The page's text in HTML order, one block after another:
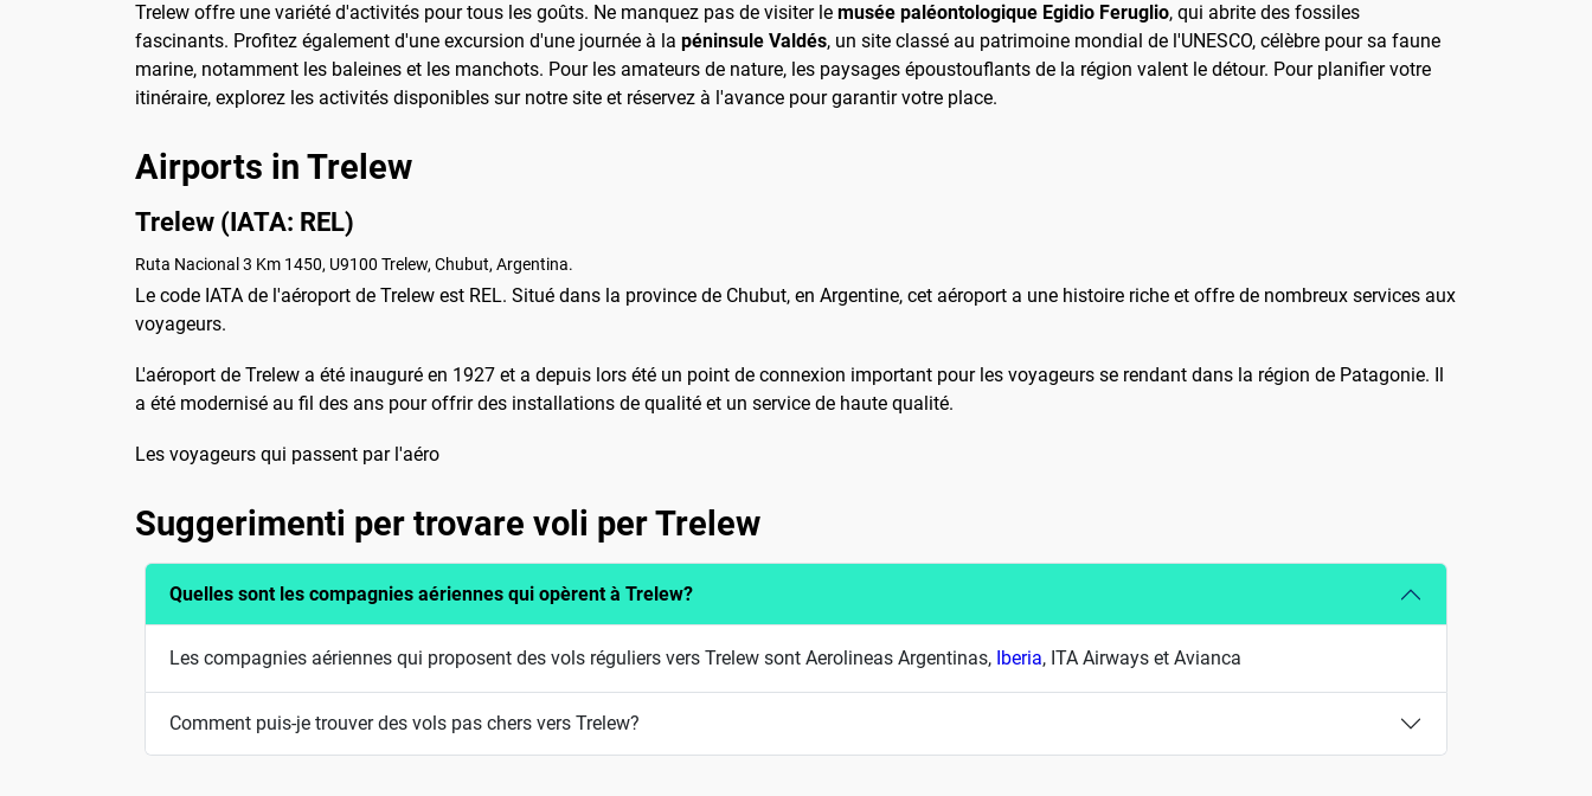
Trelew offre une variété d'activités pour tous les goûts. Ne manquez pas de visiter le musée paléontologique Egidio Feruglio, qui abrite des fossiles
fascinants. Profitez également d'une excursion d'une journée à la péninsule Valdés, un site classé au patrimoine mondial de l'UNESCO, célèbre pour sa faune
marine, notamment les baleines et les manchots. Pour les amateurs de nature, les paysages époustouflants de la région valent le détour. Pour planifier votre
itinéraire, explorez les activités disponibles sur notre site et réservez à l'avance pour garantir votre place.
Airports in Trelew
Trelew (IATA: REL)
Ruta Nacional 3 Km 1450, U9100 Trelew, Chubut, Argentina.
Le code IATA de l'aéroport de Trelew est REL. Situé dans la province de Chubut, en Argentine, cet aéroport a une histoire riche et offre de nombreux services aux
voyageurs.
L'aéroport de Trelew a été inauguré en 1927 et a depuis lors été un point de connexion important pour les voyageurs se rendant dans la région de Patagonie. Il
a été modernisé au fil des ans pour offrir des installations de qualité et un service de haute qualité.
Les voyageurs qui passent par l'aéro
Suggerimenti per trovare voli per Trelew
Quelles sont les compagnies aériennes qui opèrent à Trelew?
Les compagnies aériennes qui proposent des vols réguliers vers Trelew sont Aerolineas Argentinas, Iberia, ITA Airways et Avianca
Comment puis-je trouver des vols pas chers vers Trelew?